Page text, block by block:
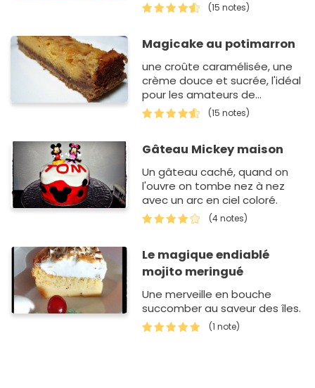
(15 notes)
Magicake au potimarron
une croûte caramélisée, une
crème douce et sucrée, l'idéal
pour les amateurs de
douceurs au potimarron!
(15 notes)
Gâteau Mickey maison
Un gâteau caché, quand on
l'ouvre on tombe nez à nez
avec un arc en ciel coloré.
(4 notes)
Le magique endiablé
mojito meringué
Une merveille en bouche
succomber au saveur des îles.
(1 note)